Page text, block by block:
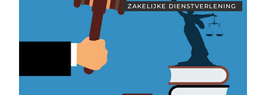
ZAKELIJKE DIENSTVERLENING